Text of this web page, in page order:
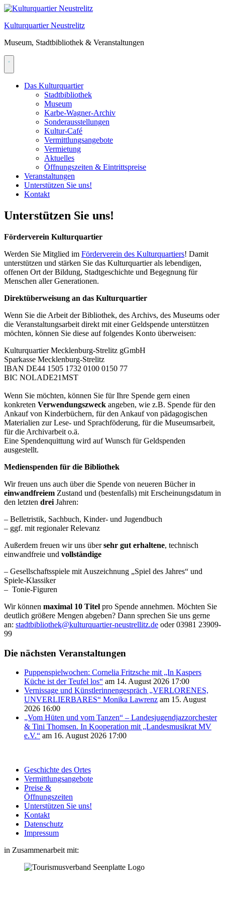
Skip
content
Kulturquartier Neustrelitz
Museum, Stadtbibliothek & Veranstaltungen
Das Kulturquartier
Stadtbibliothek
Museum
Karbe-Wagner-Archiv
Sonderausstellungen
Kultur-Café
Vermittlungsangebote
Vermietung
Aktuelles
Öffnungszeiten & Eintrittspreise
Veranstaltungen
Unterstützen Sie uns!
Kontakt
Unterstützen Sie uns!
Förderverein Kulturquartier
Werden Sie Mitglied im Förderverein des Kulturquartiers! Damit
unterstützen und stärken Sie das Kulturquartier als lebendigen,
offenen Ort der Bildung, Stadtgeschichte und Begegnung für
Menschen aller Generationen.
Direktüberweisung an das Kulturquartier
Wenn Sie die Arbeit der Bibliothek, des Archivs, des Museums oder
die Veranstaltungsarbeit direkt mit einer Geldspende unterstützen
möchten, können Sie diese auf folgendes Konto überweisen:
Kulturquartier Mecklenburg-Strelitz gGmbH
Sparkasse Mecklenburg-Strelitz
IBAN DE44 1505 1732 0100 0150 77
BIC NOLADE21MST
Wenn Sie möchten, können Sie für Ihre Spende gern einen
konkreten Verwendungszweck angeben, wie z.B. Spende für den
Ankauf von Kinderbüchern, für den Ankauf von pädagogischen
Materialien zur Lese- und Sprachföderung, für die Museumsarbeit,
für die Archivarbeit o.ä.
Eine Spendenquittung wird auf Wunsch für Geldspenden
ausgestellt.
Medienspenden für die Bibliothek
Wir freuen uns auch über die Spende von neueren Bücher in
einwandfreiem Zustand und (bestenfalls) mit Erscheinungsdatum in
den letzten drei Jahren:
– Belletristik, Sachbuch, Kinder- und Jugendbuch
– ggf. mit regionaler Relevanz
Außerdem freuen wir uns übersehr gut erhaltene, technisch
einwandfreie und vollständige
– Gesellschaftsspiele mit Auszeichnung „Spiel des Jahres“ und
Spiele-Klassiker
– Tonie-Figuren
Wir können maximal 10 Titel pro Spende annehmen. Möchten Sie
deutlich größere Mengen abgeben? Dann sprechen Sie uns gerne
an: stadtbibliothek@kulturquartier-neustrellitz.de oder 03981 23909-
99
Die nächsten Veranstaltungen
Puppenspielwochen: Cornelia Fritzsche mit „In Kaspers
Küche ist der Teufel los“ am 14. August 2026 17:00
Vernissage und Künstlerinnengespräch „VERLORENES,
UNVERLIERBARES“ Monika Lawrenz am 15. August
2026 16:00
„Vom Hüten und vom Tanzen“ – Landesjugendjazzorchester
& Tini Thomsen. In Kooperation mit „Landesmusikrat MV
e.V.“ am 16. August 2026 17:00
Geschichte des Ortes
Vermittlungsangebote
Preise &
Öffnungszeiten
Unterstützen Sie uns!
Kontakt
Datenschutz
Impressum
in Zusammenarbeit mit: